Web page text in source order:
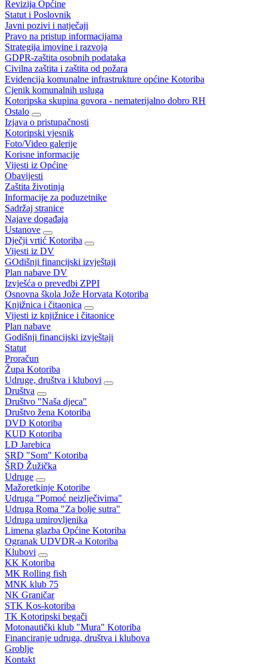
Revizija Općine
Statut i Poslovnik
Javni pozivi i natječaji
Pravo na pristup informacijama
Strategija imovine i razvoja
GDPR-zaštita osobnih podataka
Civilna zaštita i zaštita od požara
Evidencija komunalne infrastrukture općine Kotoriba
Cjenik komunalnih usluga
Kotoripska skupina govora - nematerijalno dobro RH
Ostalo
Izjava o pristupačnosti
Kotoripski vjesnik
Foto/Video galerije
Korisne informacije
Vijesti iz Općine
Obavijesti
Zaštita životinja
Informacije za poduzetnike
Sadržaj stranice
Najave događaja
Ustanove
Dječji vrtić Kotoriba
Vijesti iz DV
GOdišnji financijski izvještaji
Plan nabave DV
Izvješća o prevedbi ZPPI
Osnovna škola Jože Horvata Kotoriba
Knjižnica i čitaonica
Vijesti iz knjižnice i čitaonice
Plan nabave
Godišnji financijski izvještaji
Statut
Proračun
Župa Kotoriba
Udruge, društva i klubovi
Društva
Društvo "Naša djeca"
Društvo žena Kotoriba
DVD Kotoriba
KUD Kotoriba
LD Jarebica
SRD "Som" Kotoriba
ŠRD Žužička
Udruge
Mažoretkinje Kotoribe
Udruga "Pomoć neizlječivima"
Udruga Roma "Za bolje sutra"
Udruga umirovljenika
Limena glazba Općine Kotoriba
Ogranak UDVDR-a Kotoriba
Klubovi
KK Kotoriba
MK Rolling fish
MNK klub 75
NK Graničar
STK Kos-kotoriba
TK Kotoripski begači
Motonautički klub "Mura" Kotoriba
Financiranje udruga, društva i klubova
Groblje
Kontakt